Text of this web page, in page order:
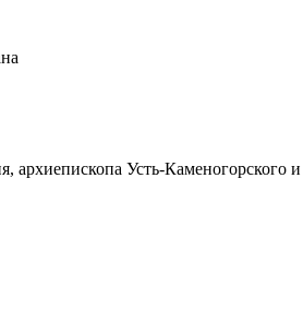
Усть-Каменогорского